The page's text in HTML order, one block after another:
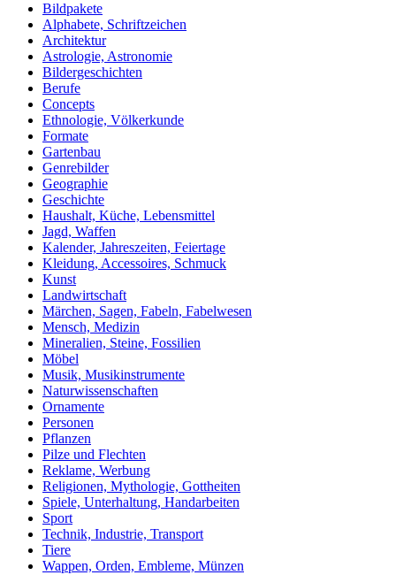
Bildpakete
Alphabete, Schriftzeichen
Architektur
Astrologie, Astronomie
Bildergeschichten
Berufe
Concepts
Ethnologie, Völkerkunde
Formate
Gartenbau
Genrebilder
Geographie
Geschichte
Haushalt, Küche, Lebensmittel
Jagd, Waffen
Kalender, Jahreszeiten, Feiertage
Kleidung, Accessoires, Schmuck
Kunst
Landwirtschaft
Märchen, Sagen, Fabeln, Fabelwesen
Mensch, Medizin
Mineralien, Steine, Fossilien
Möbel
Musik, Musikinstrumente
Naturwissenschaften
Ornamente
Personen
Pflanzen
Pilze und Flechten
Reklame, Werbung
Religionen, Mythologie, Gottheiten
Spiele, Unterhaltung, Handarbeiten
Sport
Technik, Industrie, Transport
Tiere
Wappen, Orden, Embleme, Münzen